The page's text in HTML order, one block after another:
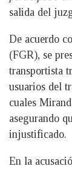
salida del
De acuerdo
(FGR), se
transportista
usuarios del
cuales
asegurando
injustificado.
En la